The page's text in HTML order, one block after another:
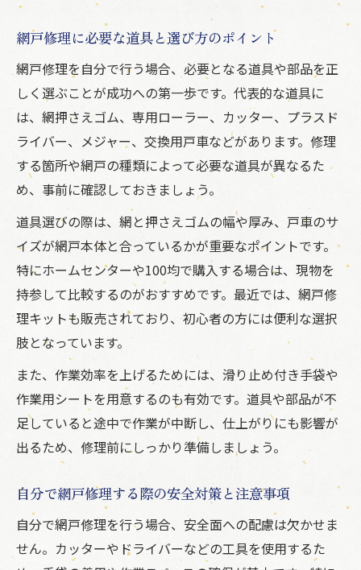
網戸修理に必要な道具と選び方のポイント
網戸修理を自分で行う場合、必要となる道具や部品を正
しく選ぶことが成功への第一歩です。代表的な道具に
は、網押さえゴム、専用ローラー、カッター、プラスド
ライバー、メジャー、交換用戸車などがあります。修理
する箇所や網戸の種類によって必要な道具が異なるた
め、事前に確認しておきましょう。
道具選びの際は、網と押さえゴムの幅や厚み、戸車のサ
イズが網戸本体と合っているかが重要なポイントです。
特にホームセンターや100均で購入する場合は、現物を
持参して比較するのがおすすめです。最近では、網戸修
理キットも販売されており、初心者の方には便利な選択
肢となっています。
また、作業効率を上げるためには、滑り止め付き手袋や
作業用シートを用意するのも有効です。道具や部品が不
足していると途中で作業が中断し、仕上がりにも影響が
出るため、修理前にしっかり準備しましょう。
自分で網戸修理する際の安全対策と注意事項
自分で網戸修理を行う場合、安全面への配慮は欠かせま
せん。カッターやドライバーなどの工具を使用するた